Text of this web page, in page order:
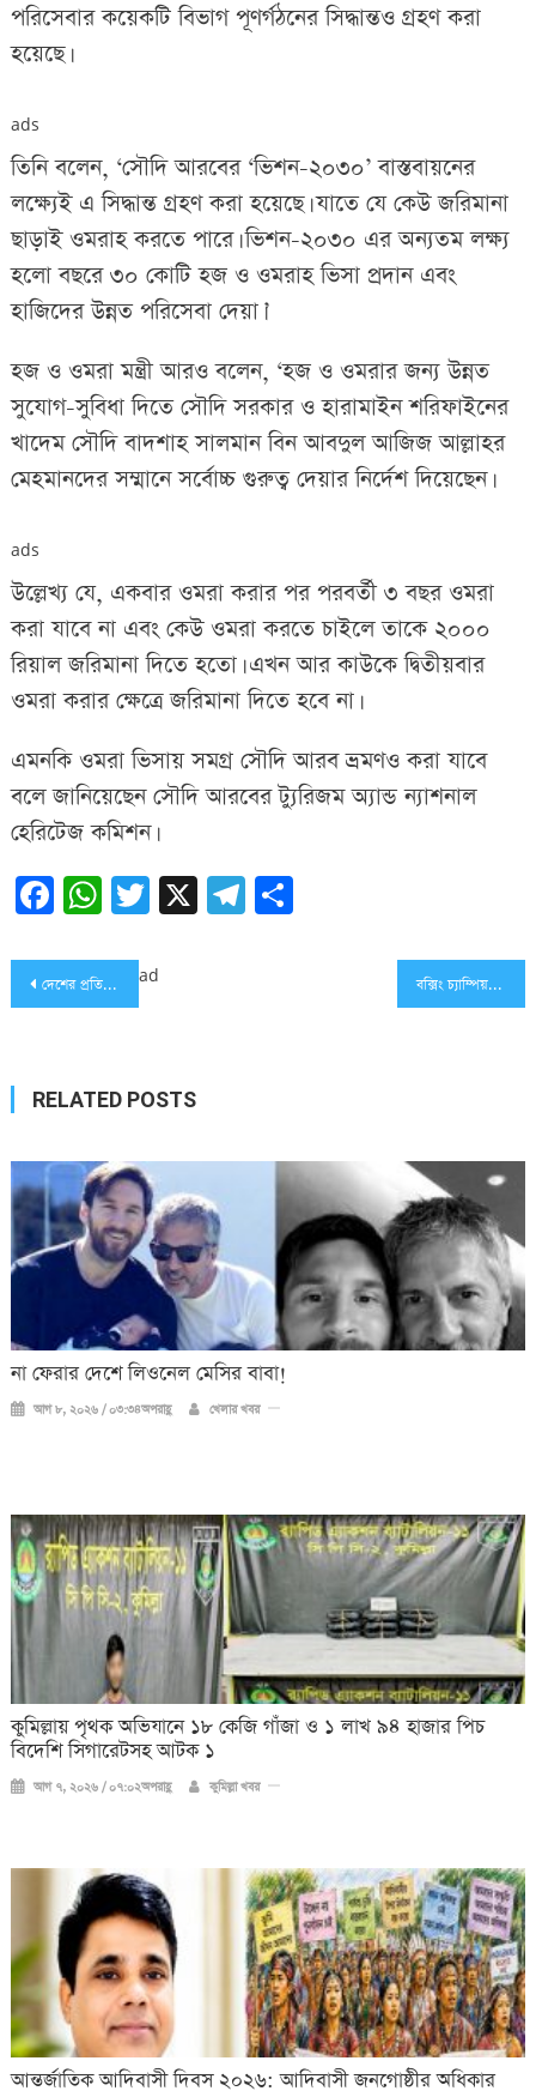
পরিসেবার কয়েকটি বিভাগ পূণর্গঠনের সিদ্ধান্তও গ্রহণ করা
হয়েছে।
ads
তিনি বলেন, ‘সৌদি আরবের ‘ভিশন-২০৩০’ বাস্তবায়নের
লক্ষ্যেই এ সিদ্ধান্ত গ্রহণ করা হয়েছে। যাতে যে কেউ জরিমানা
ছাড়াই ওমরাহ করতে পারে। ভিশন-২০৩০ এর অন্যতম লক্ষ্য
হলো বছরে ৩০ কোটি হজ ও ওমরাহ ভিসা প্রদান এবং
হাজিদের উন্নত পরিসেবা দেয়া।’
হজ ও ওমরা মন্ত্রী আরও বলেন, ‘হজ ও ওমরার জন্য উন্নত
সুযোগ-সুবিধা দিতে সৌদি সরকার ও হারামাইন শরিফাইনের
খাদেম সৌদি বাদশাহ সালমান বিন আবদুল আজিজ আল্লাহর
মেহমানদের সম্মানে সর্বোচ্চ গুরুত্ব দেয়ার নির্দেশ দিয়েছেন।
ads
উল্লেখ্য যে, একবার ওমরা করার পর পরবর্তী ৩ বছর ওমরা
করা যাবে না এবং কেউ ওমরা করতে চাইলে তাকে ২০০০
রিয়াল জরিমানা দিতে হতো। এখন আর কাউকে দ্বিতীয়বার
ওমরা করার ক্ষেত্রে জরিমানা দিতে হবে না।
এমনকি ওমরা ভিসায় সমগ্র সৌদি আরব ভ্রমণও করা যাবে
বলে জানিয়েছেন সৌদি আরবের ট্যুরিজম অ্যান্ড ন্যাশনাল
হেরিটেজ কমিশন।
Facebook
WhatsApp
Twitter
X Telegram
Share
Post
দেশের প্রতিটি শহরে লাগানো হবে ‘ফেস রিকগনিশন ক্যামেরা’ বক্সিং চ্যাম্পিয়নশিপে জয়ী হয়েই নামাজে বক্সার, ছবি ভাইরাল
ad
RELATED POSTS
না ফেরার দেশে লিওনেল মেসির বাবা!
আগ ৮, ২০২৬ / ০৩:৩৪অপরাহ্ণ খেলার খবর
কুমিল্লায় পৃথক অভিযানে ১৮ কেজি গাঁজা ও ১ লাখ ৯৪ হাজার পিচ
বিদেশি সিগারেটসহ আটক ১
আগ ৭, ২০২৬ / ০৭:০২অপরাহ্ণ কুমিল্লা খবর
আন্তর্জাতিক আদিবাসী দিবস ২০২৬: আদিবাসী জনগোষ্ঠীর অধিকার